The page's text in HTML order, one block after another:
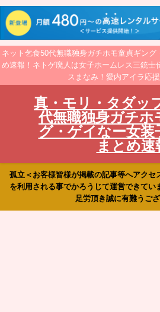
ネット乞食50代無職独身ガチホモ童貞ギング
め速報！ネトゲ廃人は女子ホームレス三銃士
スまなみ！愛内アイラ応援
真・モリ・タダッ
代無職独身ガチホ
グ・ゲイなー女装
まとめ速
孤立＜お客様皆様が掲載の記事等へアクセ
を利用される事でかろうじて運営できてい
足労頂き誠に有難うござ